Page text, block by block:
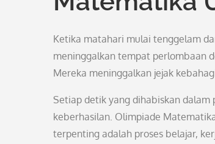
Ketika matahari mulai tenggelam
meninggalkan tempat perlombaan
Mereka meninggalkan jejak
Setiap detik yang dihabiskan
keberhasilan. Olimpiade
terpenting adalah proses belajar,